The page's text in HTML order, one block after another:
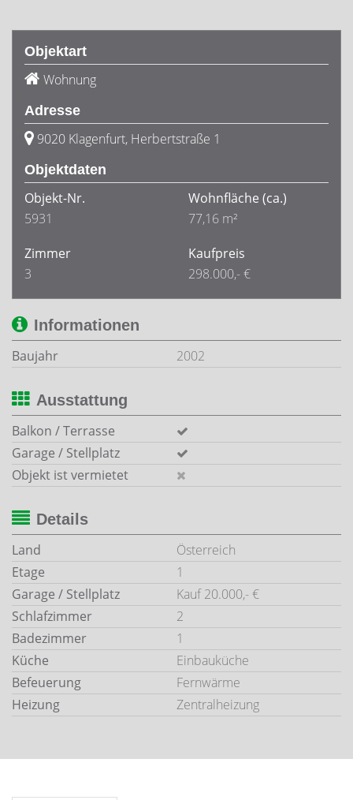
Objektart
Wohnung
Adresse
9020 Klagenfurt, Herbertstraße 1
Objektdaten
Objekt-Nr.
5931
Wohnfläche (ca.)
77,16 m²
Zimmer
3
Kaufpreis
298.000,- €
Informationen
Baujahr
2002
Ausstattung
Balkon / Terrasse
Garage / Stellplatz
Objekt ist vermietet
Details
Land
Österreich
Etage
1
Garage / Stellplatz
Kauf 20.000,- €
Schlafzimmer
2
Badezimmer
1
Küche
Einbauküche
Befeuerung
Fernwärme
Heizung
Zentralheizung